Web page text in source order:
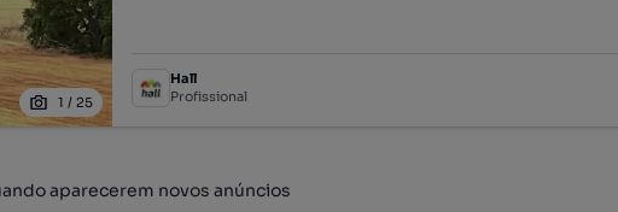
1 / 25
Hall
Profissional
aparecerem novos anúncios